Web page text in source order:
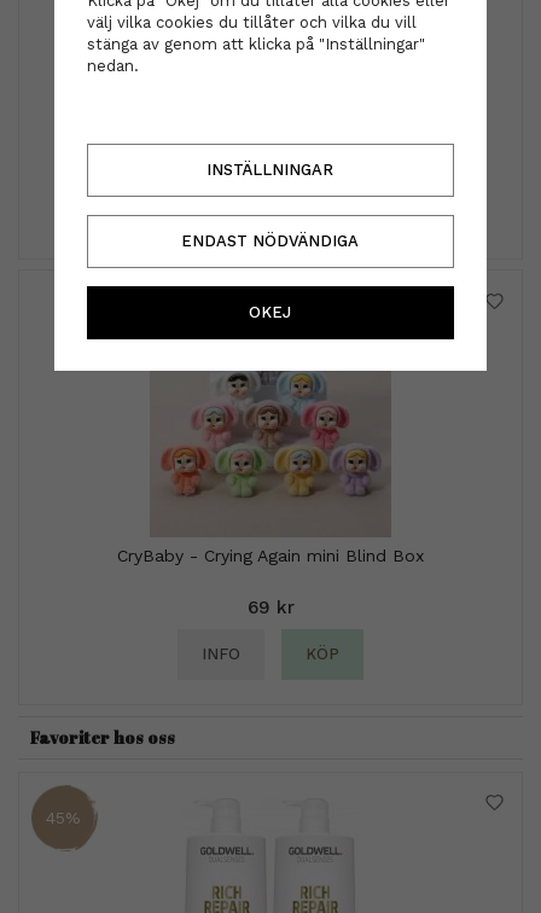
310 kr
CryBaby - Crying Again mini Blind Box
69 kr
INFO KÖP
Favoriter hos oss
45%
välj vilka cookies du tillåter och vilka du vill
stänga av genom att klicka på "Inställningar"
nedan.
INSTÄLLNINGAR
ENDAST NÖDVÄNDIGA
OKEJ